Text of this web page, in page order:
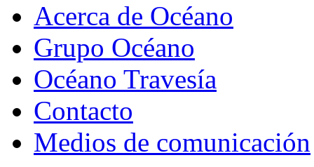
Acerca de Océano
Grupo Océano
Océano Travesía
Contacto
Medios de comunicación